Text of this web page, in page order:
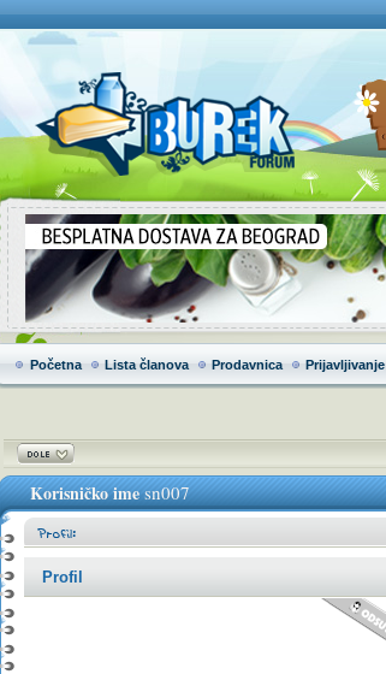
Početna Lista članova Prodavnica Prijavljivanje
Korisničko ime sn007
Profil